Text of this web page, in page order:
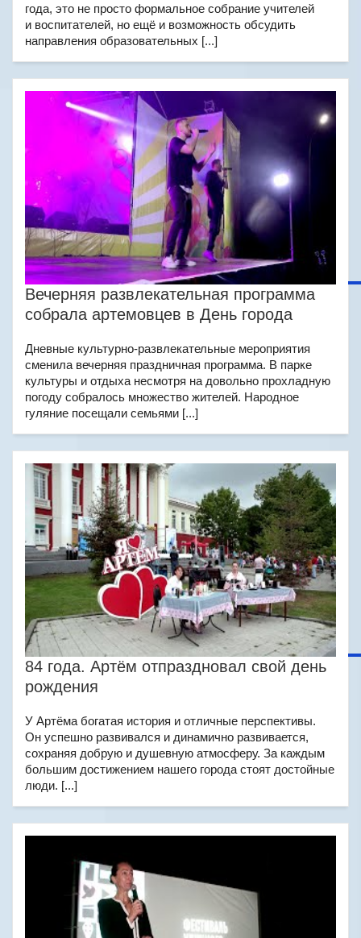
года, это не просто формальное собрание учителей
и воспитателей, но ещё и возможность обсудить
направления образовательных [...]
Вечерняя развлекательная программа
собрала артемовцев в День города
Дневные культурно-развлекательные мероприятия
сменила вечерняя праздничная программа. В парке
культуры и отдыха несмотря на довольно прохладную
погоду собралось множество жителей. Народное
гуляние посещали семьями [...]
84 года. Артём отпраздновал свой день
рождения
У Артёма богатая история и отличные перспективы.
Он успешно развивался и динамично развивается,
сохраняя добрую и душевную атмосферу. За каждым
большим достижением нашего города стоят достойные
люди. [...]